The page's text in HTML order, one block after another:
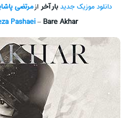
دانلود موزیک جديدبار آخرازمرتضی
Pashaei– Bare Akhar